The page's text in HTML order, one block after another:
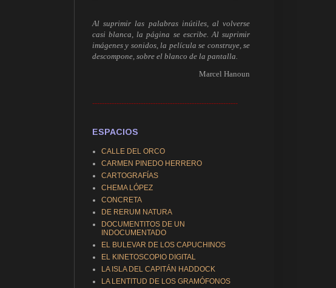
Al suprimir las palabras inútiles, al volverse
casi blanca, la página se escribe. Al suprimir
imágenes y sonidos, la película se construye, se
descompone, sobre el blanco de la pantalla.
Marcel Hanoun
------------------------------------------------------------
ESPACIOS
CALLE DEL ORCO
CARMEN PINEDO HERRERO
CARTOGRAFÍAS
CHEMA LÓPEZ
CONCRETA
DE RERUM NATURA
DOCUMENTITOS DE UN
INDOCUMENTADO
EL BULEVAR DE LOS CAPUCHINOS
EL KINETOSCOPIO DIGITAL
LA ISLA DEL CAPITÁN HADDOCK
LA LENTITUD DE LOS GRAMÓFONOS